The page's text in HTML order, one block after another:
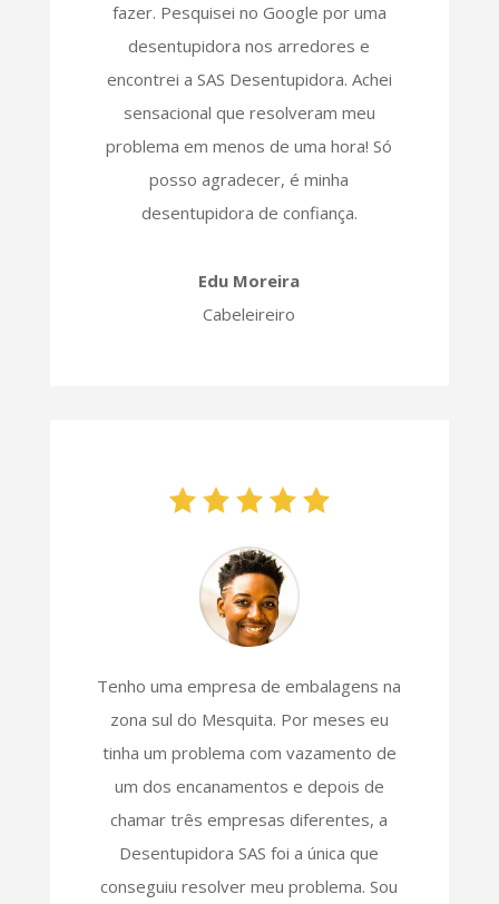
fazer. Pesquisei no Google por uma
desentupidora nos arredores e
encontrei a SAS Desentupidora. Achei
sensacional que resolveram meu
problema em menos de uma hora! Só
posso agradecer, é minha
desentupidora de confiança.
Edu Moreira
Cabeleireiro
Tenho uma empresa de embalagens na
zona sul do Mesquita. Por meses eu
tinha um problema com vazamento de
um dos encanamentos e depois de
chamar três empresas diferentes, a
Desentupidora SAS foi a única que
conseguiu resolver meu problema. Sou